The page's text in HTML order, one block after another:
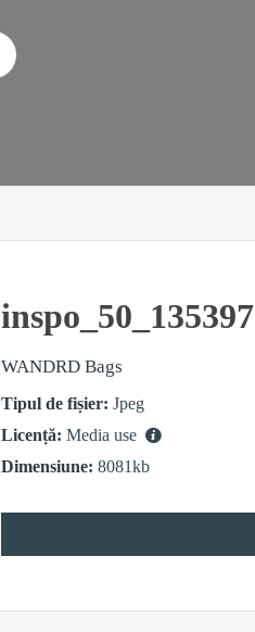
inspo_50_135397
WANDRD Bags
Tipul de fișier: Jpeg
Licență: Media use
Dimensiune: 8081kb